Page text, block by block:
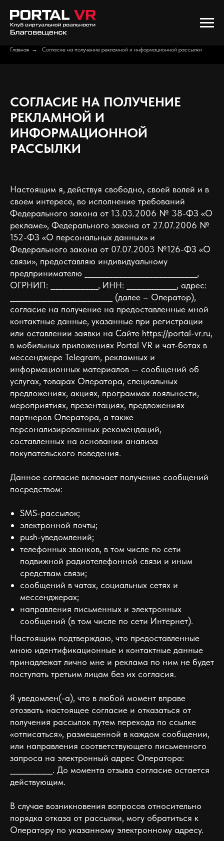
Главная → Согласие на получение рекламной и информационной рассылки
СОГЛАСИЕ НА ПОЛУЧЕНИЕ
РЕКЛАМНОЙ И
ИНФОРМАЦИОННОЙ
РАССЫЛКИ
Настоящим я, действуя свободно, своей волей и в
своем интересе, во исполнение требований
Федерального закона от 13.03.2006 № 38-ФЗ «О
рекламе», Федерального закона от 27.07.2006 №
152-ФЗ «О персональных данных» и
Федерального закона от 07.07.2003 №126-ФЗ «О
связи», предоставляю индивидуальному
предпринимателю _____________________________________________,
ОГРНИП: ___________________, ИНН: ____________________, адрес:
_________________________________________ (далее – Оператор),
согласие на получение на предоставленные мной
контактные данные, указанные при регистрации
или оставлении заявки на Сайте https://portal-vr.ru,
в мобильных приложениях Portal VR и чат-ботах в
мессенджере Telegram, рекламных и
информационных материалов — сообщений об
услугах, товарах Оператора, специальных
предложениях, акциях, программах лояльности,
мероприятиях, презентациях, предложениях
партнеров Оператора, а также
персонализированных рекомендаций,
составленных на основании анализа
покупательского поведения.
Данное согласие включает получение сообщений
посредством:
SMS-рассылок;
электронной почты;
push-уведомлений;
телефонных звонков, в том числе по сети
подвижной радиотелефонной связи и иным
средствам связи;
сообщений в чатах, социальных сетях и
мессенджерах;
направления письменных и электронных
сообщений (в том числе по сети Интернет).
Настоящим подтверждаю, что предоставленные
мною идентификационные и контактные данные
принадлежат лично мне и реклама по ним не будет
поступать третьим лицам без их согласия.
Я уведомлен(-а), что в любой момент вправе
отозвать настоящее согласие и отказаться от
получения рассылок путем перехода по ссылке
«отписаться», размещенной в каждом сообщении,
или направления соответствующего письменного
запроса на электронный адрес Оператора:
_________________. До момента отзыва согласие остается
действующим.
В случае возникновения вопросов относительно
порядка отказа от рассылки, могу обратиться к
Оператору по указанному электронному адресу.